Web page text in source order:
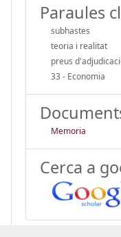
Paraules
subhastes
teoria i realitat
preus
33 - Economia
Memoria
Cerca a